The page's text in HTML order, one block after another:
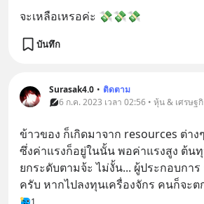
จะเหลือเหรอค่ะ 💸💸💸
บันทึก
Surasak4.0 • ติดตาม
6 ก.ค. 2023 เวลา 02:56 • หุ้น & เศรษฐ
ข้าวของ ก็เกิดมาจาก resources ต่า
ซึ่งค่าแรงก็อยู่ในนั้น พอค่าแรงสูง ต้น
ยกระดับตามจ้ะ ไม่งั้น... ผู้ประกอบการ
ครับ หากไปลงทุนเครื่องจักร คนก็จะต
1